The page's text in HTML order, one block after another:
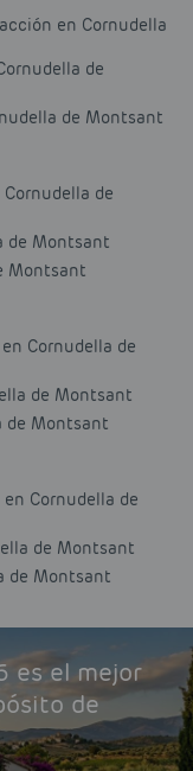
en Cornudella
de
de Montsant
de
de Montsant
Montsant
Cornudella de
de Montsant
de Montsant
Cornudella de
de Montsant
de Montsant
es el mejor
de